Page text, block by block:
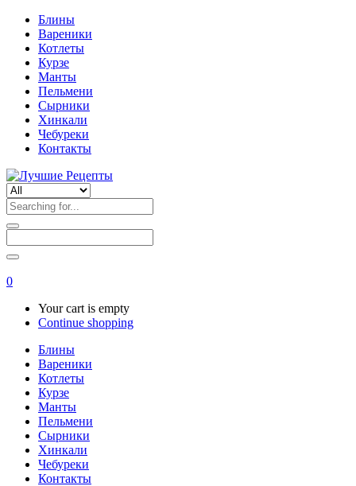
Блины
Вареники
Котлеты
Курзе
Манты
Пельмени
Сырники
Хинкали
Чебуреки
Контакты
0
Your cart is empty
Continue shopping
Блины
Вареники
Котлеты
Курзе
Манты
Пельмени
Сырники
Хинкали
Чебуреки
Контакты